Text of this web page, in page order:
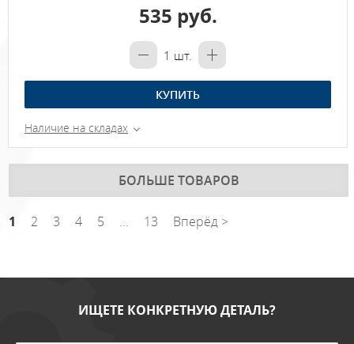
535 руб.
1 шт.
КУПИТЬ
Наличие на складах
БОЛЬШЕ ТОВАРОВ
1 2 3 4 5 ... 13 Вперёд >
ИЩЕТЕ КОНКРЕТНУЮ ДЕТАЛЬ?